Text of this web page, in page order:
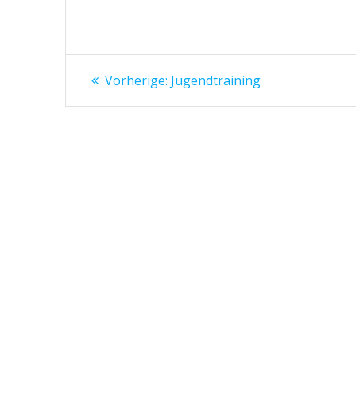
Beitragsnavigation
Vorherige: Vorheriger
Jugendtraining